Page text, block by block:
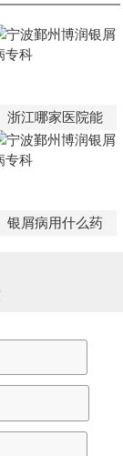
浙江哪家医院能
银屑病用什么药